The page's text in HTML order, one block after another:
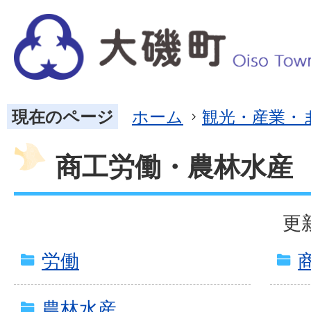
現在のページ ホーム 観光・産業・
商工労働・農林水産
更
労働